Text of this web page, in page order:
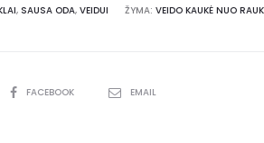
, SAUSA ODA, VEIDUI ŽYMA: VEIDO KAUKĖ NUO
FACEBOOK EMAIL